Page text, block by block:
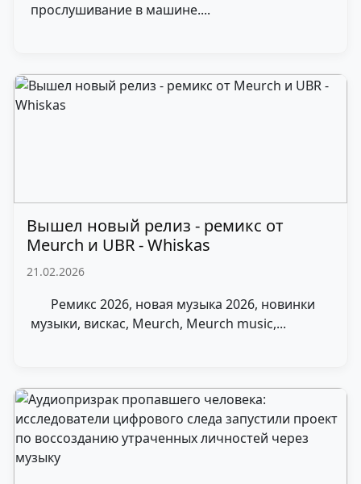
прослушивание в машине....
Вышел новый релиз - ремикс от
Meurch и UBR - Whiskas
21.02.2026
Ремикс 2026, новая музыка 2026, новинки
музыки, вискас, Meurch, Meurch music,...